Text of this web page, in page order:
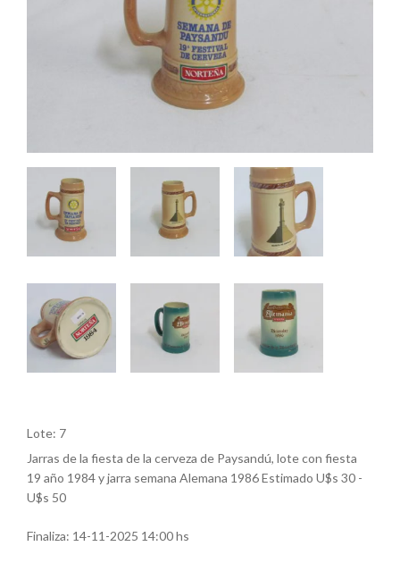
Lote: 7
Jarras de la fiesta de la cerveza de Paysandú, lote con fiesta
19 año 1984 y jarra semana Alemana 1986 Estimado U$s 30 -
U$s 50
Finaliza: 14-11-2025 14:00 hs